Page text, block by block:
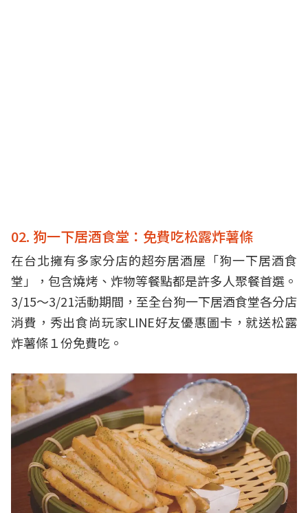
02. 狗一下居酒食堂：免費吃松露炸薯條
在台北擁有多家分店的超夯居酒屋「狗一下居酒食
堂」，包含燒烤、炸物等餐點都是許多人聚餐首選。
3/15～3/21活動期間，至全台狗一下居酒食堂各分店
消費，秀出食尚玩家LINE好友優惠圖卡，就送松露
炸薯條１份免費吃。